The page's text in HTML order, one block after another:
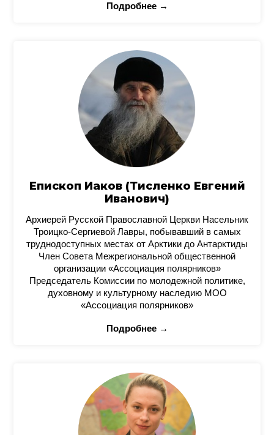
Подробнее →
Епископ Иаков (Тисленко Евгений
Иванович)
Архиерей Русской Православной Церкви Насельник
Троицко-Сергиевой Лавры, побывавший в самых
труднодоступных местах от Арктики до Антарктиды
Член Совета Межрегиональной общественной
организации «Ассоциация полярников»
Председатель Комиссии по молодежной политике,
духовному и культурному наследию МОО
«Ассоциация полярников»
Подробнее →